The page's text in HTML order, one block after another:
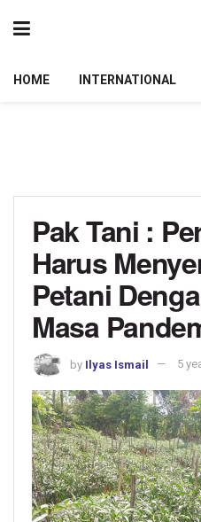
HOME INTERNATIONAL
Pak Tani :
Harus
Petani
Masa
by Ilyas Ismail 5